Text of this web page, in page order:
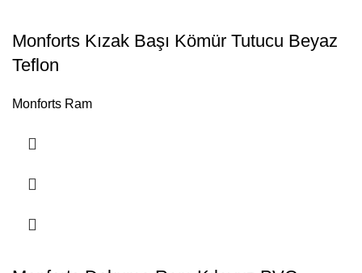
Monforts Kızak Başı Kömür Tutucu Beyaz
Teflon
Monforts Ram